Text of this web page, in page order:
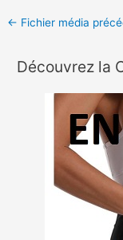
← Fichier média
Découvrez la